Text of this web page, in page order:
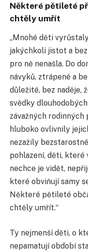
Některé pětileté
chtěly umřít
„Mnohé děti
jakýchkoli jistot a
pro ně nenašla. Do
návyků, ztrápené a
důležité, bez naděje,
svědky
závažných
hluboko ovlivnily
nezažily
pohlazení, děti, které
nechce je vidět,
které obviňují samy
Některé pětileté
chtěly umřít.“
Ty nejmenší děti, o
nepamatují období